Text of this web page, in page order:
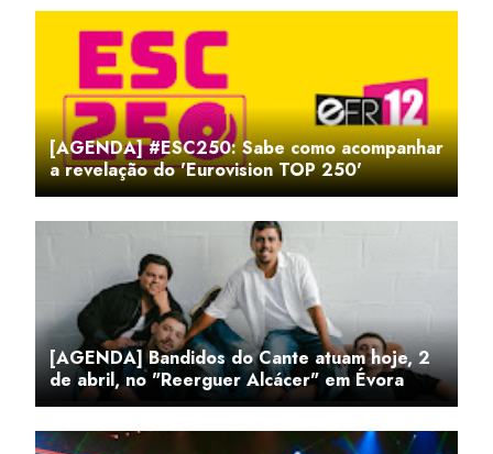
[AGENDA] #ESC250: Sabe como acompanhar
a revelação do 'Eurovision TOP 250'
[AGENDA] Bandidos do Cante atuam hoje, 2
de abril, no "Reerguer Alcácer" em Évora